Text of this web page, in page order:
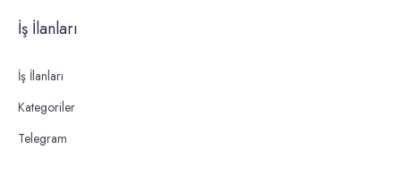
İş İlanları
İş İlanları
Kategoriler
Telegram